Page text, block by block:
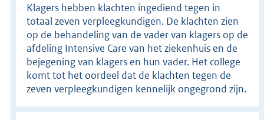
Klagers hebben klachten ingediend tegen in
totaal zeven verpleegkundigen. De klachten zien
op de behandeling van de vader van klagers op de
afdeling Intensive Care van het ziekenhuis en de
bejegening van klagers en hun vader. Het college
komt tot het oordeel dat de klachten tegen de
zeven verpleegkundigen kennelijk ongegrond zijn.